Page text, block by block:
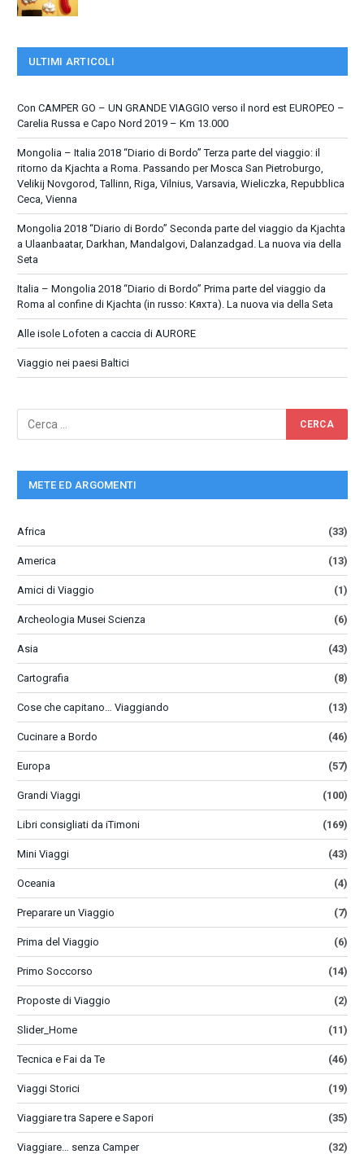
ULTIMI ARTICOLI
Con CAMPER GO – UN GRANDE VIAGGIO verso il nord est EUROPEO –
Carelia Russa e Capo Nord 2019 – Km 13.000
Mongolia – Italia 2018 “Diario di Bordo” Terza parte del viaggio: il
ritorno da Kjachta a Roma. Passando per Mosca San Pietroburgo,
Velikij Novgorod, Tallinn, Riga, Vilnius, Varsavia, Wieliczka, Repubblica
Ceca, Vienna
Mongolia 2018 “Diario di Bordo” Seconda parte del viaggio da Kjachta
a Ulaanbaatar, Darkhan, Mandalgovi, Dalanzadgad. La nuova via della
Seta
Italia – Mongolia 2018 “Diario di Bordo” Prima parte del viaggio da
Roma al confine di Kjachta (in russo: Кяхта). La nuova via della Seta
Alle isole Lofoten a caccia di AURORE
Viaggio nei paesi Baltici
METE ED ARGOMENTI
Africa (33)
America (13)
Amici di Viaggio (1)
Archeologia Musei Scienza (6)
Asia (43)
Cartografia (8)
Cose che capitano… Viaggiando (13)
Cucinare a Bordo (46)
Europa (57)
Grandi Viaggi (100)
Libri consigliati da iTimoni (169)
Mini Viaggi (43)
Oceania (4)
Preparare un Viaggio (7)
Prima del Viaggio (6)
Primo Soccorso (14)
Proposte di Viaggio (2)
Slider_Home (11)
Tecnica e Fai da Te (46)
Viaggi Storici (19)
Viaggiare tra Sapere e Sapori (35)
Viaggiare… senza Camper (32)